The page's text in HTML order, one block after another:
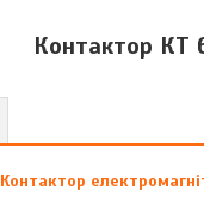
Контактор КТ
Контактор